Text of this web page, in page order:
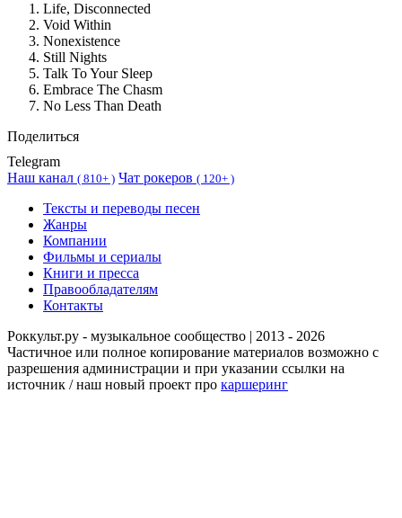
Life, Disconnected
Void Within
Nonexistence
Still Nights
Talk To Your Sleep
Embrace The Chasm
No Less Than Death
Поделиться
Telegram
Наш канал ( 810+ ) Чат рокеров ( 120+ )
Тексты и переводы песен
Жанры
Компании
Фильмы и сериалы
Книги и пресса
Правообладателям
Контакты
Роккульт.ру - музыкальное сообщество | 2013 - 2026
Частичное или полное копирование материалов возможно с
разрешения администрации и при указании ссылки на
источник / наш новый проект про каршеринг